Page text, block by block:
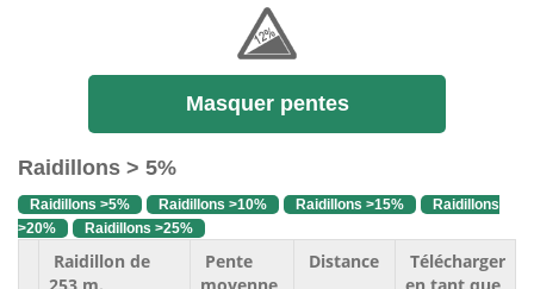
Masquer pentes
Raidillons > 5%
Raidillons >5% Raidillons >10% Raidillons >15%
Raidillons
>20%
Raidillons >25%
Raidillon de
Pente
Distance
Télécharger